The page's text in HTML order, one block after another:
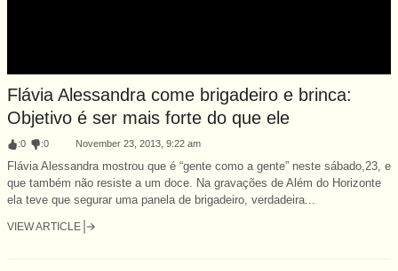
Flávia Alessandra come brigadeiro e brinca:
Objetivo é ser mais forte do que ele
:0 :0 November 23, 2013, 9:22 am
Flávia Alessandra mostrou que é “gente como a gente” neste sábado,23, e
que também não resiste a um doce. Na gravações de Além do Horizonte
ela teve que segurar uma panela de brigadeiro, verdadeira...
VIEW ARTICLE